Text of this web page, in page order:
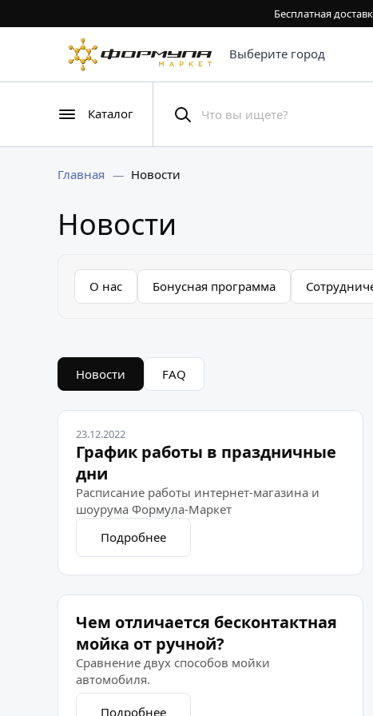
Бесплатная
Выберите город
Каталог
Главная Новости
Новости
О нас Бонусная программа
Новости FAQ
23.12.2022
График работы в праздничные
дни
Расписание работы интернет-магазина и
шоурума Формула-Маркет
Подробнее
Чем отличается бесконтактная
мойка от ручной?
Сравнение двух способов мойки
автомобиля.
Подробнее